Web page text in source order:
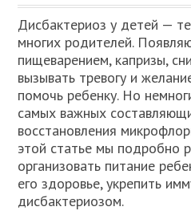
Дисбактериоз у детей —
многих родителей.
пищеварением, капризы,
вызывать тревогу и
помочь ребенку. Но
самых важных
восстановления
этой статье мы подробно
организовать питание
его здоровье, укрепить
дисбактериозом.